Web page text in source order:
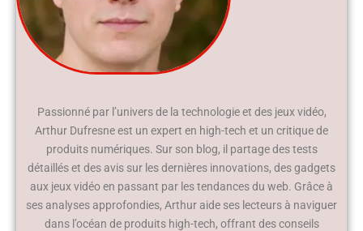
Passionné par l’univers de la technologie et des jeux vidéo,
Arthur Dufresne est un expert en high-tech et un critique de
produits numériques. Sur son blog, il partage des tests
détaillés et des avis sur les dernières innovations, des gadgets
aux jeux vidéo en passant par les tendances du web. Grâce à
ses analyses approfondies, Arthur aide ses lecteurs à naviguer
dans l’océan de produits high-tech, offrant des conseils